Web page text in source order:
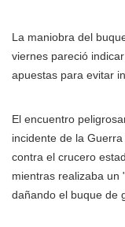
La maniobra del
viernes pareció
apuestas para evitar
El encuentro
incidente de la
contra el crucero
mientras realizaba un
dañando el buque de